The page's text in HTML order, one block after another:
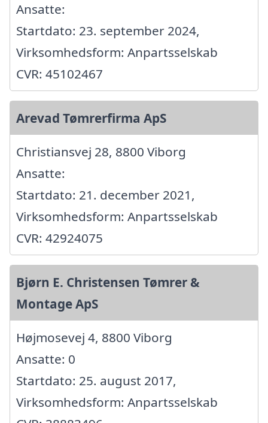
Ansatte:
Startdato: 23. september 2024,
Virksomhedsform: Anpartsselskab
CVR: 45102467
Arevad Tømrerfirma ApS
Christiansvej 28, 8800 Viborg
Ansatte:
Startdato: 21. december 2021,
Virksomhedsform: Anpartsselskab
CVR: 42924075
Bjørn E. Christensen Tømrer &
Montage ApS
Højmosevej 4, 8800 Viborg
Ansatte: 0
Startdato: 25. august 2017,
Virksomhedsform: Anpartsselskab